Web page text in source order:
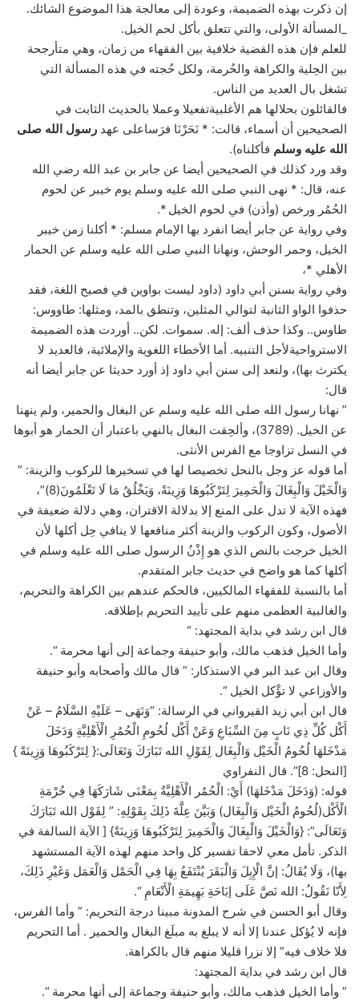
إن ذكرت بهذه الضميمة، وعودة إلى معالجة هذا الموضوع الشائك.
_المسألة الأولى، والتي تتعلق بأكل لحم الخيل.
للعلم فإن هذه القضية خلافية بين الفقهاء من زمان، وهي متأرجحة
بين الحِلية والكراهة والحُرمة، ولكل حُجته في هذه المسألة التي
تشغل بال العديد من الناس.
فالقائلون بحلالها هم الأغلبيةتفعيلا وعملا بالحديث الثابت في
الصحيحين أن أسماء، قالت: * نَحَرْنَا فرَساعلى عهد رسول الله صلى
الله عليه وسلم فأكلناه).
وقد ورد كذلك في الصحيحين أيضا عن جابر بن عبد الله رضي الله
عنه، قال: * نهى النبي صلى الله عليه وسلم يوم خيبر عن لحوم
الحُمُر ورخص (وأذن) في لحوم الخيل *.
وفي رواية عن جابر أيضا انفرد بها الإمام مسلم: * أكلنا زمن خيبر
الخيل، وحمر الوحش، ونهانا النبي صلى الله عليه وسلم عن الحمار
الأهلي *،
وفي رواية بسنن أبي داود (داود ليست بواوين في فصيح اللغة، فقد
حذفوا الواو الثانية لتوالي المثلين، وتنطق بالمد، ومثلها: طاووس:
طاوس.. وكذا حذف ألف: إله. سموات. لكن.. أوردت هذه الضميمة
الاسترواحيةلأجل التنبيه. أما الأخطاء اللغوية والإملائية، فالعديد لا
يكترث بها)، ولنعد إلى سنن أبي داود إذ أورد حديثا عن جابر أيضا أنه
قال:
” نهانا رسول الله صلى الله عليه وسلم عن البغال والحمير، ولم ينهنا
عن الخيل. (3789)، وألحِقت البغال بالنهي باعتبار أن الحمار هو أبوها
في النسل تزاوجا مع الفرس الأنثى.
أما قوله عز وجل بالنحل تخصيصا لها في تسخيرها للركوب والزينة: ”
وَالْخَيْلَ وَالْبِغَالَ وَالْحَمِيرَ لِتَرْكَبُوهَا وَزِينَةً، وَيَخْلُقُ مَا لَا تَعْلَمُونَ(8)”،
فهذه الآية لا تدل على المنع إلا بدلالة الاقتران، وهي دلالة ضعيفة في
الأصول، وكون الركوب والزينة أكثر منافعها لا ينافي حِل أكلها لأن
الخيل خرجت بالنص الذي هو إِذْنُ الرسول صلى الله عليه وسلم في
أكلها كما هو واضح في حديث جابر المتقدم.
أما بالنسبة للفقهاء المالكيين، فالحكم عندهم بين الكراهة والتحريم،
والغالبية العظمى منهم على تأييد التحريم بإطلاقه.
قال ابن رشد في بداية المجتهد: “
وأما الخيل فذهب مالك، وأبو حنيفة وجماعة إلى أنها محرمة “.
وقال ابن عبد البر في الاستذكار: ” قال مالك وأصحابه وأبو حنيفة
والأوزاعي لا تؤْكل الخيل “.
قال ابن أبي زيد القيرواني في الرسالة: “وَنَهَى – عَلَيْهِ السَّلَامُ – عَنْ
أَكْل كُلِّ ذِي نَابٍ مِنَ السِّبَاعِ وَعَنْ أَكْل لُحُومِ الْحُمُرِ الْأَهْلِيَّةِ وَدَخَلَ
مَدْخَلهَا لُحُومُ الْخَيْل وَالْبِغَال لِقَوْلِ الله تَبَارَكَ وَتَعَالَى:{ لِتَرْكَبُوهَا وَزِينَةً }
[النحل: 8]”. قال النفراوي
قوله: (وَدَخَلَ مَدْخَلهَا) أَيْ: الْحُمُر الْأَهْلِيَّةُ بِمَعْنَى شَارَكَهَا فِي حُرْمَةِ
الْأَكْل(لُحُومُ الْخَيْل وَالْبِغَال) وَبَيَّنَ عِلَّةَ ذَلِكَ بِقَوْلِهِ: ” لِقَوْل الله تَبَارَكَ
وَتَعَالَى”: {وَالْخَيْلَ وَالْبِغَالَ وَالْحَمِيرَ لِتَرْكَبُوهَا وَزِينَةً} [ الآية السالفة في
الذكر. تأمل معي لاحقا تفسير كل واحد منهم لهذه الآية المستشهد
بها)، وَلَا يُقَالُ: إنَّ الْإِبِلَ وَالْبَقَرَ يُنْتَفَعُ بِهَا فِي الْحَمْل وَالْعَمَل وَغَيْرِ ذَلِكَ،
لِأَنّا نَقُولُ: الله نَصَّ عَلَى إبَاحَةِ بَهِيمَةِ الْأَنْعَامِ “.
وقال أبو الحسن في شرح المدونة مبينا درجة التحريم: ” وأما الفرس،
فإنه لا يُؤكل عندنا إلا أنه لا يبلغ به مبلَغ البغال والحمير . أما التحريم
فلا خلاف فيه” إلا نزرا قليلا منهم قال بالكراهة.
قال ابن رشد في بداية المجتهد:
” وأما الخيل فذهب مالك، وأبو حنيفة وجماعة إلى أنها محرمة “.